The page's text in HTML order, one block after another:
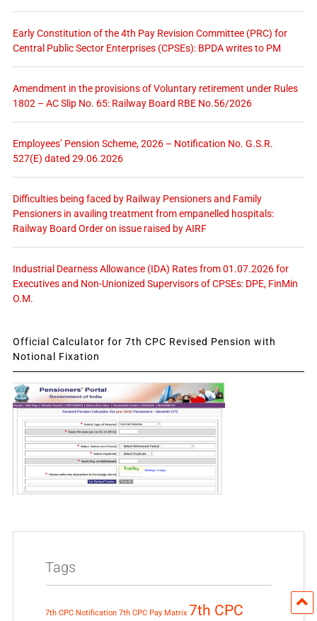
Early Constitution of the 4th Pay Revision Committee (PRC) for
Central Public Sector Enterprises (CPSEs): BPDA writes to PM
Amendment in the provisions of Voluntary retirement under Rules
1802 – AC Slip No. 65: Railway Board RBE No.56/2026
Employees’ Pension Scheme, 2026 – Notification No. G.S.R.
527(E) dated 29.06.2026
Difficulties being faced by Railway Pensioners and Family
Pensioners in availing treatment from empanelled hospitals:
Railway Board Order on issue raised by AIRF
Industrial Dearness Allowance (IDA) Rates from 01.07.2026 for
Executives and Non-Unionized Supervisors of CPSEs: DPE, FinMin
O.M.
Official Calculator for 7th CPC Revised Pension with
Notional Fixation
Tags
7th CPC Notification 7th CPC Pay Matrix 7th CPC